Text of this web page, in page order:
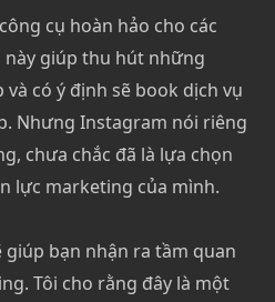
cụ hoàn hảo cho các
này giúp thu hút những
có ý định sẽ book dịch vụ
Nhưng Instagram nói riêng
chưa chắc đã là lựa chọn
lực marketing của mình.
giúp bạn nhận ra tầm quan
Tôi cho rằng đây là một